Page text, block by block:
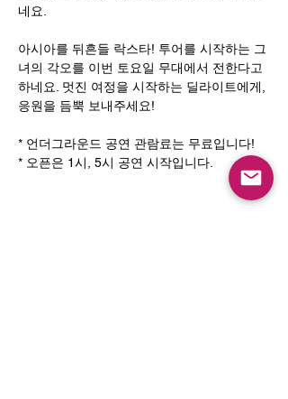
네요.
아시아를 뒤흔들 락스타! 투어를 시작하는 그
녀의 각오를 이번 토요일 무대에서 전한다고
하네요. 멋진 여정을 시작하는 딜라이트에게,
응원을 듬뿍 보내주세요!
* 언더그라운드 공연 관람료는 무료입니다!
* 오픈은 1시, 5시 공연 시작입니다.